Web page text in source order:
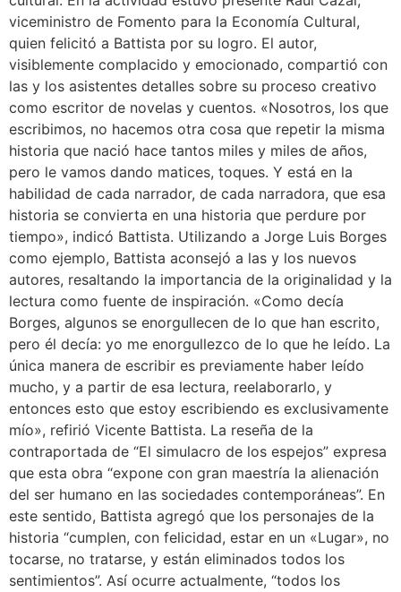
viceministro de Fomento para la Economía Cultural,
quien felicitó a Battista por su logro. El autor,
visiblemente complacido y emocionado, compartió con
las y los asistentes detalles sobre su proceso creativo
como escritor de novelas y cuentos. «Nosotros, los que
escribimos, no hacemos otra cosa que repetir la misma
historia que nació hace tantos miles y miles de años,
pero le vamos dando matices, toques. Y está en la
habilidad de cada narrador, de cada narradora, que esa
historia se convierta en una historia que perdure por
tiempo», indicó Battista. Utilizando a Jorge Luis Borges
como ejemplo, Battista aconsejó a las y los nuevos
autores, resaltando la importancia de la originalidad y la
lectura como fuente de inspiración. «Como decía
Borges, algunos se enorgullecen de lo que han escrito,
pero él decía: yo me enorgullezco de lo que he leído. La
única manera de escribir es previamente haber leído
mucho, y a partir de esa lectura, reelaborarlo, y
entonces esto que estoy escribiendo es exclusivamente
mío», refirió Vicente Battista. La reseña de la
contraportada de “El simulacro de los espejos” expresa
que esta obra “expone con gran maestría la alienación
del ser humano en las sociedades contemporáneas”. En
este sentido, Battista agregó que los personajes de la
historia “cumplen, con felicidad, estar en un «Lugar», no
tocarse, no tratarse, y están eliminados todos los
sentimientos”. Así ocurre actualmente, “todos los